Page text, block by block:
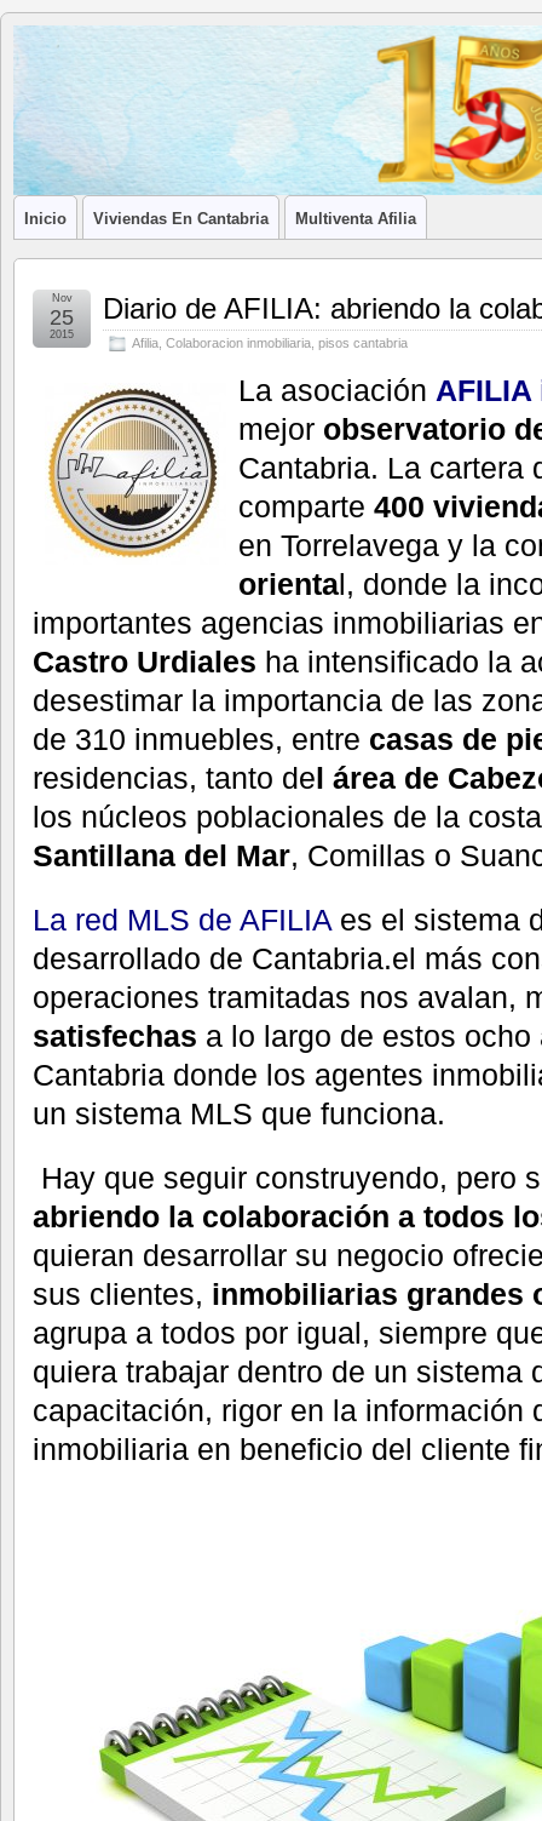
Blog de
Afilia
Inmobiliarias
LA ASOCIACIÓN DE LOS PROFESIONALES INMOBILIARIOS
Inicio Viviendas En Cantabria Multiventa Afilia
Diario de AFILIA: abriendo la
Afilia Colaboracion inmobiliaria pisos cantabria
Nov
25
2015
La asociación
mejor observatorio
Cantabria. La cartera
comparte 400
en Torrelavega y la
oriental, donde la
importantes agencias inmobiliarias
Castro Urdiales ha intensificado la
desestimar la importancia de las
de 310 inmuebles, entre casas de
residencias, tanto del área de
los núcleos poblacionales de la
Santillana del Mar, Comillas o
La red MLS de AFILIA es el sistema
desarrollado de Cantabria.el más
operaciones tramitadas nos avalan,
satisfechas a lo largo de estos
Cantabria donde los agentes
un sistema MLS que funciona.
Hay que seguir construyendo, pero
abriendo la colaboración a todos
quieran desarrollar su negocio
sus clientes, inmobiliarias grandes
agrupa a todos por igual, siempre
quiera trabajar dentro de un sistema
capacitación, rigor en la información
inmobiliaria en beneficio del cliente